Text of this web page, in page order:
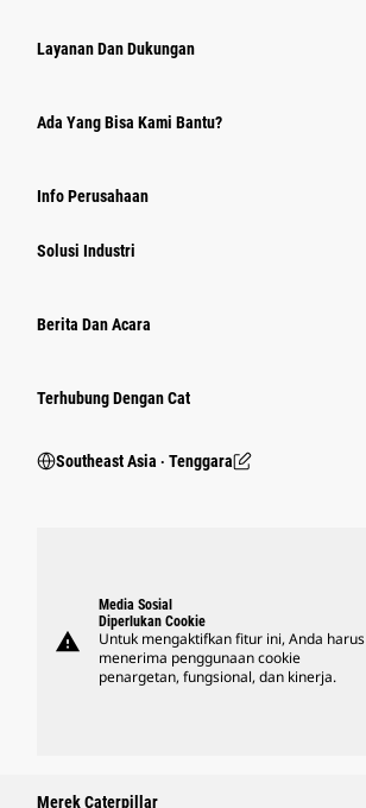
Layanan Dan Dukungan
Ada Yang Bisa Kami Bantu?
Info Perusahaan
Solusi Industri
Berita Dan Acara
Terhubung Dengan Cat
Southeast Asia ‧ Tenggara
warning
Media Sosial
Diperlukan Cookie
Untuk mengaktifkan fitur ini, Anda harus
menerima penggunaan cookie
penargetan, fungsional, dan kinerja.
Merek Caterpillar